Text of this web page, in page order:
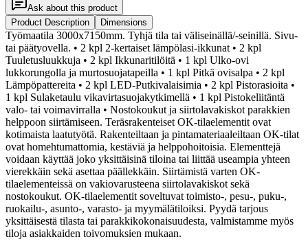
Ask about this product
Product Description
Dimensions
Työmaatila 3000x7150mm. Tyhjä tila tai väliseinällä/-seinillä. Sivu-
tai päätyovella. • 2 kpl 2-kertaiset lämpölasi-ikkunat • 2 kpl
Tuuletusluukkuja • 2 kpl Ikkunaritilöitä • 1 kpl Ulko-ovi
lukkorungolla ja murtosuojatapeilla • 1 kpl Pitkä ovisalpa • 2 kpl
Lämpöpattereita • 2 kpl LED-Putkivalaisimia • 2 kpl Pistorasioita •
1 kpl Sulaketaulu vikavirtasuojakytkimellä • 1 kpl Pistokeliitäntä
valo- tai voimavirralla • Nostokoukut ja siirtolavakiskot parakkien
helppoon siirtämiseen. Teräsrakenteiset OK-tilaelementit ovat
kotimaista laatutyötä. Rakenteiltaan ja pintamateriaaleiltaan OK-tilat
ovat homehtumattomia, kestäviä ja helppohoitoisia. Elementtejä
voidaan käyttää joko yksittäisinä tiloina tai liittää useampia yhteen
vierekkäin sekä asettaa päällekkäin. Siirtämistä varten OK-
tilaelementeissä on vakiovarusteena siirtolavakiskot sekä
nostokoukut. OK-tilaelementit soveltuvat toimisto-, pesu-, puku-,
ruokailu-, asunto-, varasto- ja myymälätiloiksi. Pyydä tarjous
yksittäisestä tilasta tai parakkikokonaisuudesta, valmistamme myös
tiloja asiakkaiden toivomuksien mukaan.